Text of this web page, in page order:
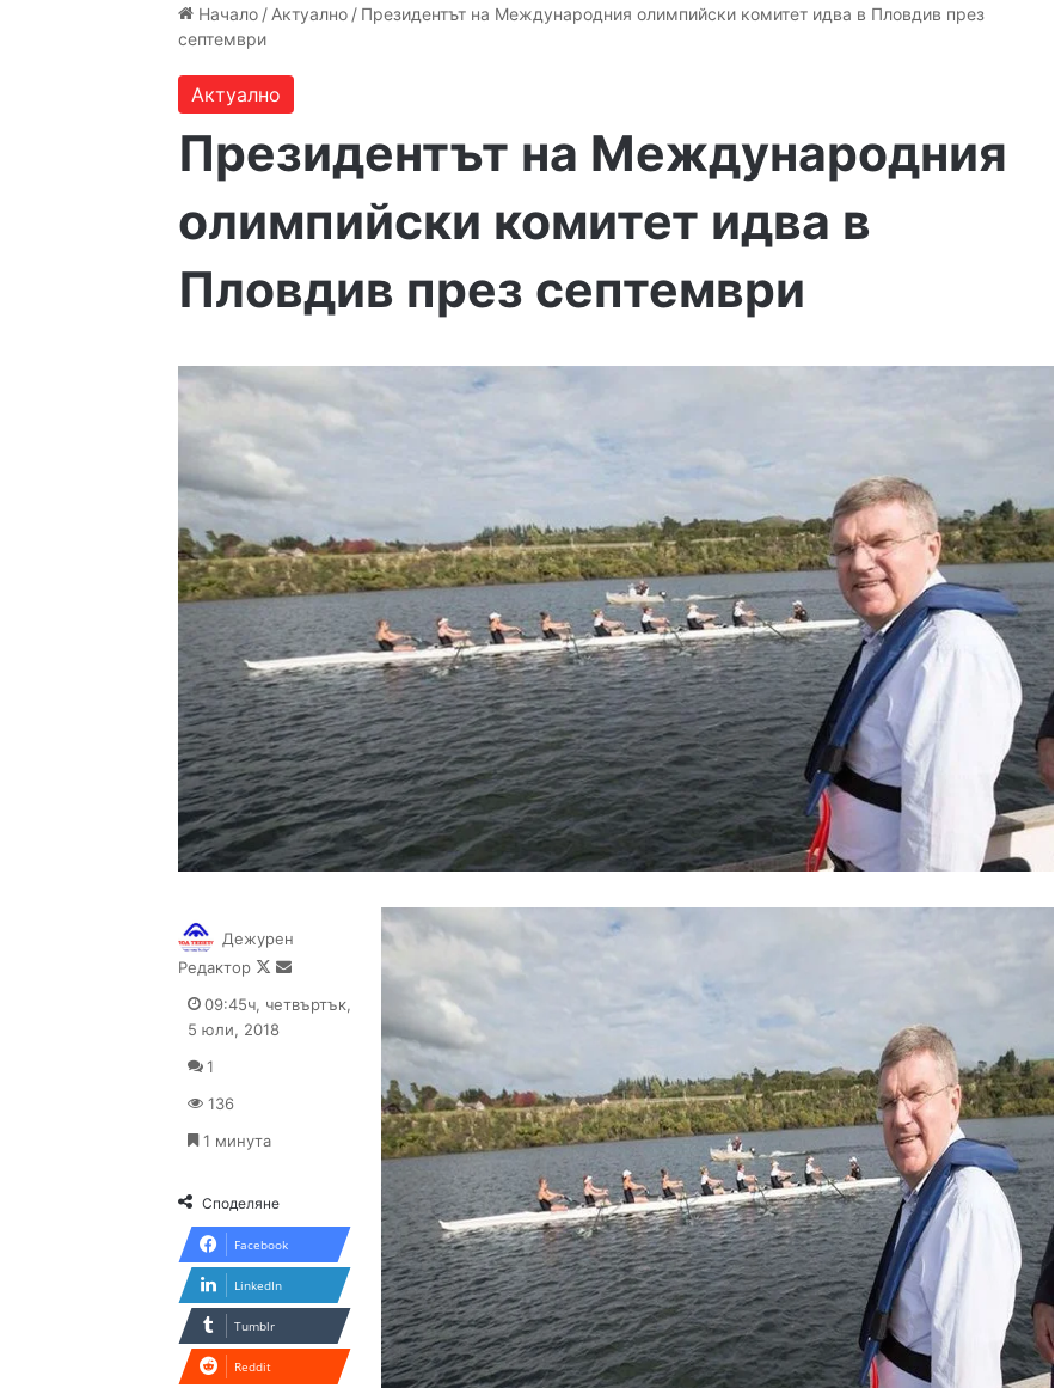
Начало / Актуално / Президентът на Международния олимпийски комитет идва в Пловдив през
септември
Актуално
Президентът на Международния
олимпийски комитет идва в
Пловдив през септември
Дежурен
Редактор
Follow
X
Send
email
09:45ч, четвъртък,
5 юли, 2018
1
136
1 минута
Споделяне
Facebook
LinkedIn
Tumblr
Reddit